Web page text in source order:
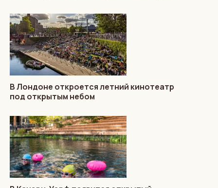
В Лондоне откроется летний кинотеатр
под открытым небом